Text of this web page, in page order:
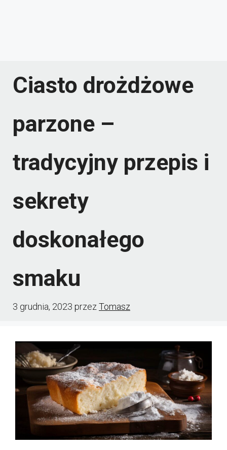
Ciasto drożdżowe
parzone –
tradycyjny przepis i
sekrety
doskonałego
smaku
3 grudnia, 2023 przez Tomasz